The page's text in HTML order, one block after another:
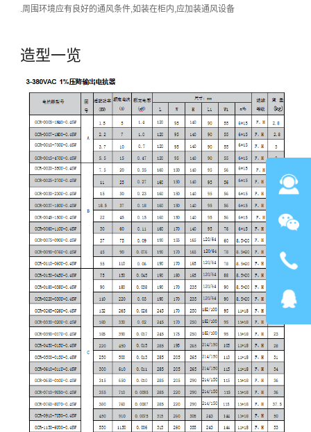
.周围环境应有良好的通风条件,如装在柜内,应加装通风设备
造型一览